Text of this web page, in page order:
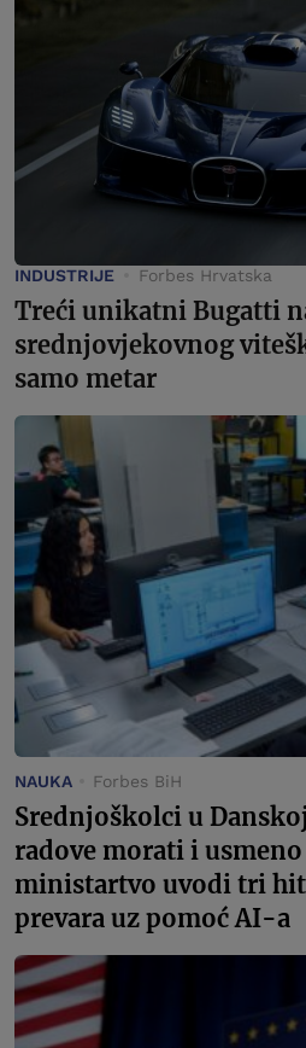
INDUSTRIJE Forbes Hrvatska
Treći unikatni Bugatti
srednjovjekovnog
samo metar
NAUKA Forbes BiH
Srednjoškolci u
radove morati i
ministartvo uvodi tri
prevara uz pomoć AI-a